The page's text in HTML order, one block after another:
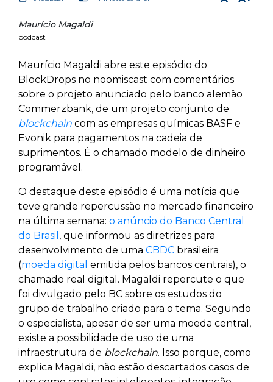
Maurício Magaldi
podcast
Maurício Magaldi abre este episódio do
BlockDrops no noomiscast com comentários
sobre o projeto anunciado pelo banco alemão
Commerzbank, de um projeto conjunto de
blockchain com as empresas químicas BASF e
Evonik para pagamentos na cadeia de
suprimentos. É o chamado modelo de dinheiro
programável.
O destaque deste episódio é uma notícia que
teve grande repercussão no mercado financeiro
na última semana: o anúncio do Banco Central
do Brasil , que informou as diretrizes para
desenvolvimento de uma CBDC brasileira
(moeda digital emitida pelos bancos centrais), o
chamado real digital. Magaldi repercute o que
foi divulgado pelo BC sobre os estudos do
grupo de trabalho criado para o tema. Segundo
o especialista, apesar de ser uma moeda central,
existe a possibilidade de uso de uma
infraestrutura de blockchain. Isso porque, como
explica Magaldi, não estão descartados casos de